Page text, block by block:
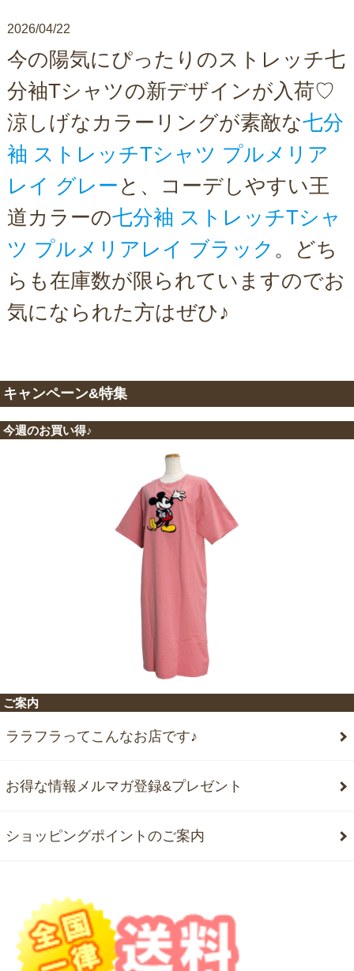
2026/04/22
今の陽気にぴったりのストレッチ七
分袖Tシャツの新デザインが入荷♡
涼しげなカラーリングが素敵な七分
袖 ストレッチTシャツ プルメリア
レイ グレー と、コーデしやすい王
道カラーの七分袖 ストレッチTシャ
ツ プルメリアレイ ブラック 。どち
らも在庫数が限られていますのでお
気になられた方はぜひ♪
キャンペーン&特集
今週のお買い得♪
ご案内
ララフラってこんなお店です♪
お得な情報メルマガ登録&プレゼント
ショッピングポイントのご案内